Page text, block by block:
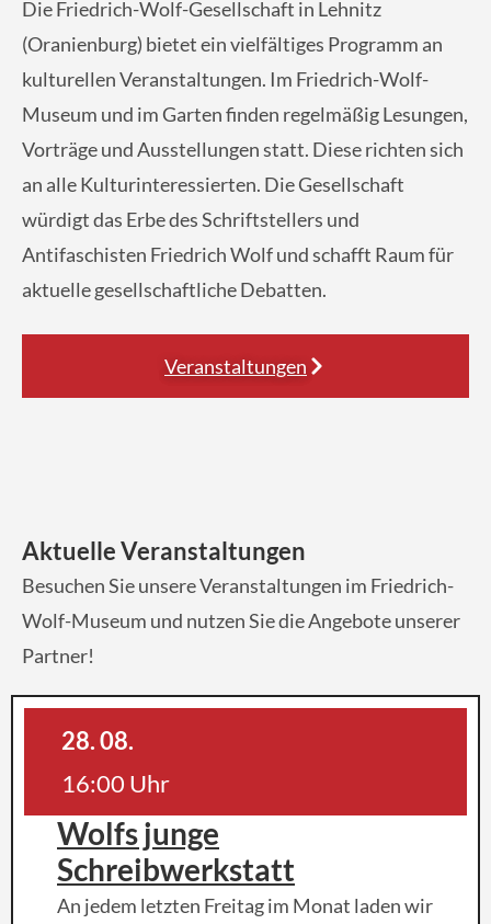
Die Friedrich-Wolf-Gesellschaft in Lehnitz
(Oranienburg) bietet ein vielfältiges Programm an
kulturellen Veranstaltungen. Im Friedrich-Wolf-
Museum und im Garten finden regelmäßig Lesungen,
Vorträge und Ausstellungen statt. Diese richten sich
an alle Kulturinteressierten. Die Gesellschaft
würdigt das Erbe des Schriftstellers und
Antifaschisten Friedrich Wolf und schafft Raum für
aktuelle gesellschaftliche Debatten.
Veranstaltungen
Aktuelle Veranstaltungen
Besuchen Sie unsere Veranstaltungen im Friedrich-
Wolf-Museum und nutzen Sie die Angebote unserer
Partner!
28. 08.
16:00 Uhr
Wolfs junge
Schreibwerkstatt
An jedem letzten Freitag im Monat laden wir